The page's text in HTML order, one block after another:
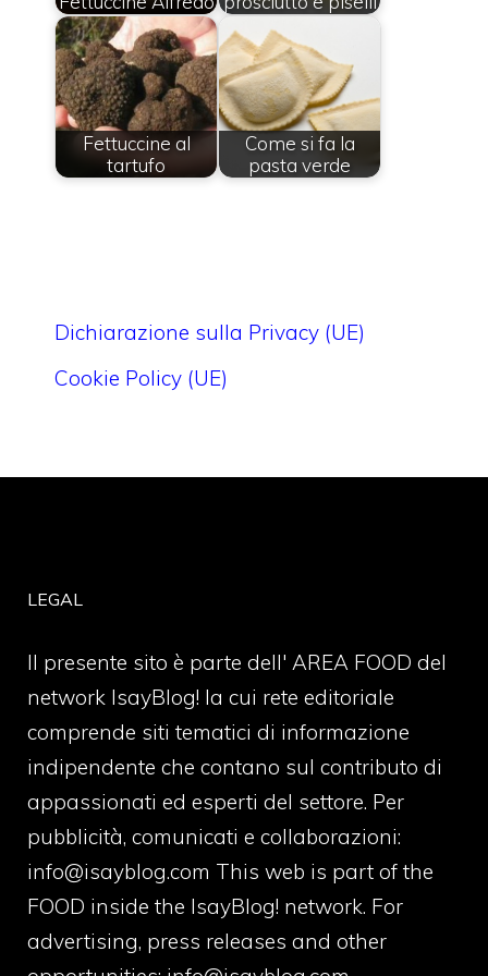
Fettuccine al
tartufo
Come si fa la
pasta verde
Dichiarazione sulla Privacy (UE)
Cookie Policy (UE)
LEGAL
Il presente sito è parte dell' AREA FOOD del
network IsayBlog! la cui rete editoriale
comprende siti tematici di informazione
indipendente che contano sul contributo di
appassionati ed esperti del settore. Per
pubblicità, comunicati e collaborazioni:
info@isayblog.com This web is part of the
FOOD inside the IsayBlog! network. For
advertising, press releases and other